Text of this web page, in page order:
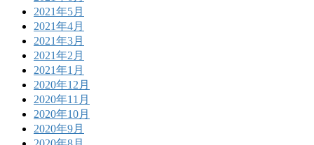
2021年5月
2021年4月
2021年3月
2021年2月
2021年1月
2020年12月
2020年11月
2020年10月
2020年9月